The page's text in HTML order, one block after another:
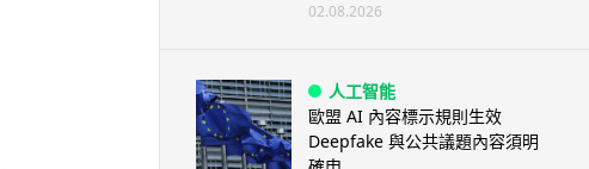
02.08.2026
人工智能
歐盟 AI 內容標示規則生效
Deepfake 與公共議題內容須明